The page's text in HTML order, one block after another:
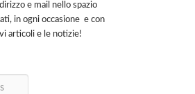
e mail nello spazio
in ogni occasione e con
articoli e le notizie!